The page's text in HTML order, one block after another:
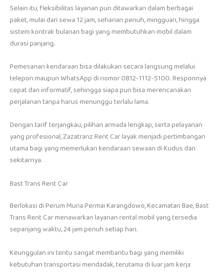
Selain itu, fleksibilitas layanan pun ditawarkan dalam berbagai
paket, mulai dari sewa 12 jam, seharian penuh, mingguan, hingga
sistem kontrak bulanan bagi yang membutuhkan mobil dalam
durasi panjang.
Pemesanan kendaraan bisa dilakukan secara langsung melalui
telepon maupun WhatsApp di nomor 0812-1112-5100. Responnya
cepat dan informatif, sehingga siapa pun bisa merencanakan
perjalanan tanpa harus menunggu terlalu lama.
Dengan tarif terjangkau, pilihan armada lengkap, serta pelayanan
yang profesional, Zazatranz Rent Car layak menjadi pertimbangan
utama bagi yang memerlukan kendaraan sewaan di Kudus dan
sekitarnya.
Bast Trans Rent Car
Berlokasi di Perum Muria Permai Karangdowo, Kecamatan Bae, Bast
Trans Rent Car menawarkan layanan rental mobil yang tersedia
sepanjang waktu, 24 jam penuh setiap hari.
Keunggulan ini tentu sangat membantu bagi yang memiliki
kebutuhan transportasi mendadak, terutama di luar jam kerja